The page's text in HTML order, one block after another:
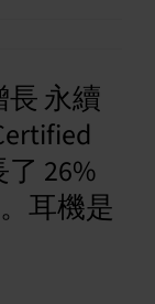
永續
26%
耳機是